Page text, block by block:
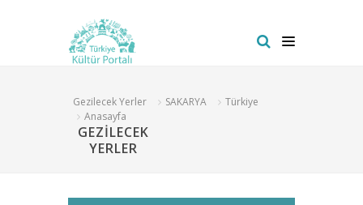
Gezilecek Yerler SAKARYA
Türkiye
Anasayfa
GEZİLECEK
YERLER